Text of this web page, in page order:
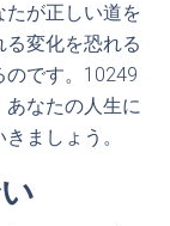
が正しい道を
変化を恐れる
のです。10249
あなたの人生に
ましょう。